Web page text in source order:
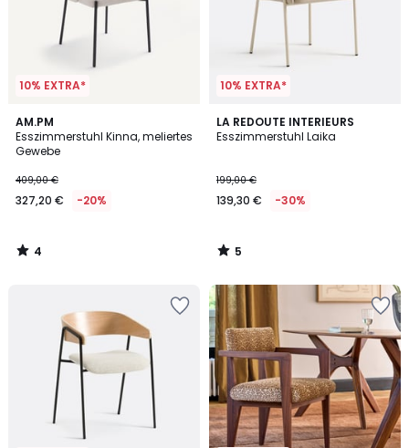
10% EXTRA*
AM.PM
Esszimmerstuhl Kinna, meliertes
Gewebe
409,00 €
327,20 € -20%
4
/
5
4
/
10% EXTRA*
LA REDOUTE INTERIEURS
Esszimmerstuhl Laika
199,00 €
139,30 € -30%
5
/
5
/